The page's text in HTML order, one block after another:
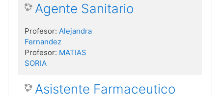
Agente Sanitario
Profesor: Alejandra
Fernandez
Profesor: MATIAS
SORIA
Asistente Farmaceutico